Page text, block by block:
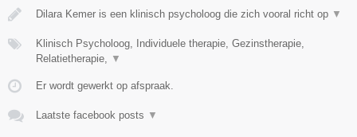
Dilara Kemer is een klinisch psycholoog die zich vooral richt op ▼
Klinisch Psycholoog, Individuele therapie, Gezinstherapie,
Relatietherapie,
▼
Er wordt gewerkt op afspraak.
Laatste facebook posts ▼